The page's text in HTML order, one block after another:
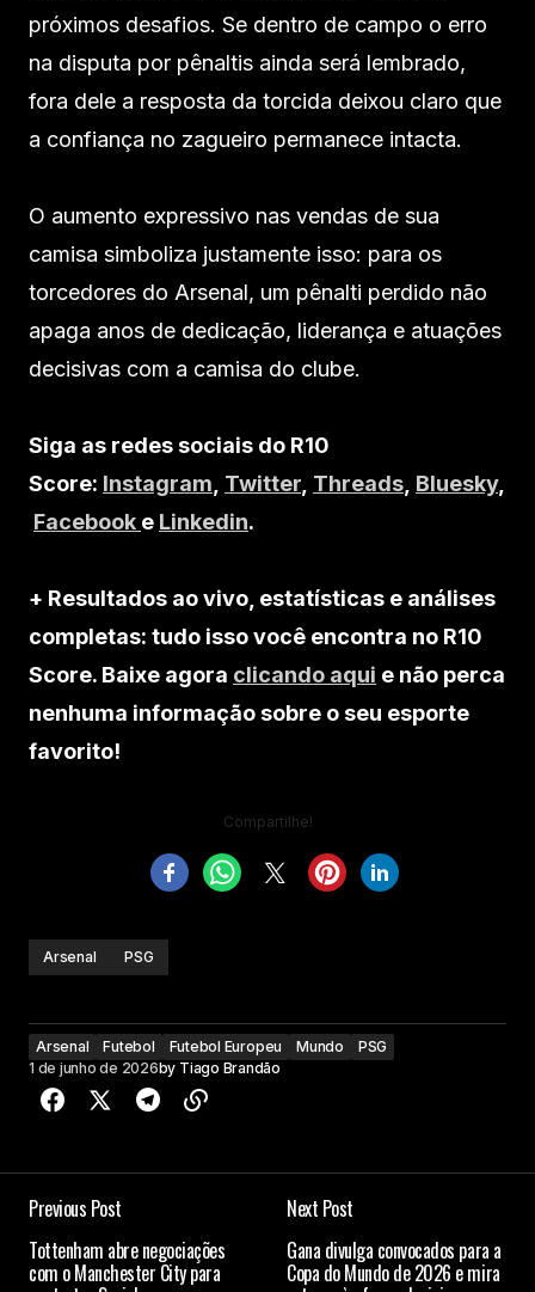
próximos desafios. Se dentro de campo o erro
na disputa por pênaltis ainda será lembrado,
fora dele a resposta da torcida deixou claro que
a confiança no zagueiro permanece intacta.
O aumento expressivo nas vendas de sua
camisa simboliza justamente isso: para os
torcedores do Arsenal, um pênalti perdido não
apaga anos de dedicação, liderança e atuações
decisivas com a camisa do clube.
Siga as redes sociais do R10
Score: Instagram Twitter Threads Bluesky,
Facebook e Linkedin.
+ Resultados ao vivo, estatísticas e análises
completas: tudo isso você encontra no R10
Score. Baixe agora clicando aqui e não perca
nenhuma informação sobre o seu esporte
favorito!
Compartilhe!
Arsenal PSG
Arsenal Futebol Futebol Europeu Mundo
PSG
1 de junho de 2026by Tiago Brandão
Previous Post
Tottenham abre negociações
com o Manchester City para
Next Post
Gana divulga convocados para a
Copa do Mundo de 2026 e mira